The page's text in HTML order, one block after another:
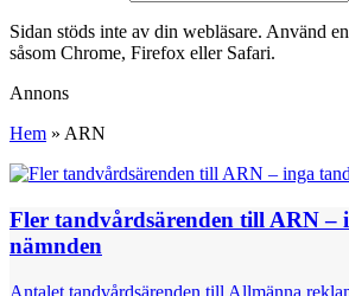
Sidan stöds inte av din webläsare. Använd
såsom Chrome, Firefox eller Safari.
Annons
Hem » ARN
Fler tandvårdsärenden till ARN –
nämnden
Antalet tandvårdsärenden till Allmänna